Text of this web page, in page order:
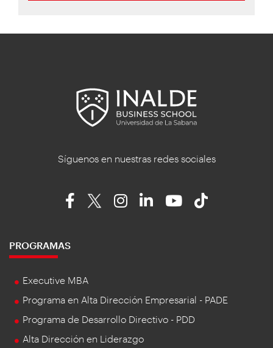
Síguenos en nuestras redes sociales
PROGRAMAS
Executive MBA
Programa en Alta Dirección Empresarial - PADE
Programa de Desarrollo Directivo - PDD
Alta Dirección en Liderazgo